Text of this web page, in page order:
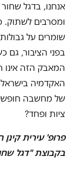
אנחנו, בדגל
ומסרבים לשתוק.
שומרים על
בפני הציבור,
המאבק הזה
האקדמיה
של מחשבה
ציות ופחד?
פרופ' עירית
בקבוצת "דגל